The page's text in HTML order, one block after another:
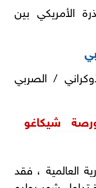
الأمريكي بين
/ الصربي
شيكاغو
العالمية ، فقد